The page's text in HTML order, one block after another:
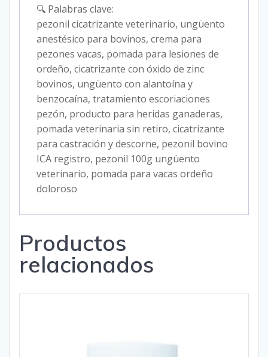
🔍 Palabras clave:
pezonil cicatrizante veterinario, ungüento
anestésico para bovinos, crema para
pezones vacas, pomada para lesiones de
ordeño, cicatrizante con óxido de zinc
bovinos, ungüento con alantoína y
benzocaína, tratamiento escoriaciones
pezón, producto para heridas ganaderas,
pomada veterinaria sin retiro, cicatrizante
para castración y descorne, pezonil bovino
ICA registro, pezonil 100g ungüento
veterinario, pomada para vacas ordeño
doloroso
Productos
relacionados